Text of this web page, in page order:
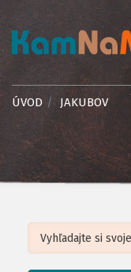
ÚVOD JAKUBOV
Leaflet| ©